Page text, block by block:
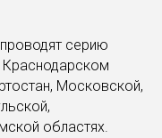
серию
Московской,
областях.